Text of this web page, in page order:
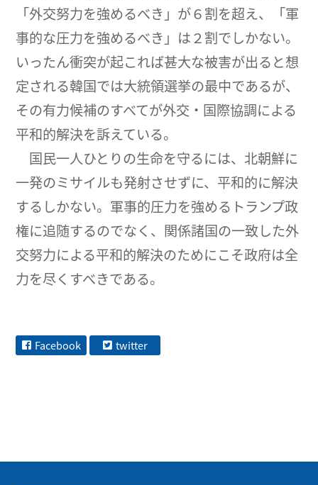
「外交努力を強めるべき」が６割を超え、「軍
事的な圧力を強めるべき」は２割でしかない。
いったん衝突が起これば甚大な被害が出ると想
定される韓国では大統領選挙の最中であるが、
その有力候補のすべてが外交・国際協調による
平和的解決を訴えている。
国民一人ひとりの生命を守るには、北朝鮮に
一発のミサイルも発射させずに、平和的に解決
するしかない。軍事的圧力を強めるトランプ政
権に追随するのでなく、関係諸国の一致した外
交努力による平和的解決のためにこそ政府は全
力を尽くすべきである。
Facebook twitter